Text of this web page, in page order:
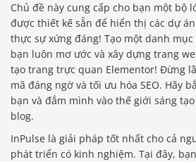
Chủ đề này cung cấp cho bạn một bộ
được thiết kế sẵn để hiển thị các dự
thực sự xứng đáng! Tạo một danh
bạn luôn mơ ước và xây dựng trang
tạo trang trực quan Elementor! Đừng
mã đáng ngờ và tối ưu hóa SEO. Hãy
bạn và đắm mình vào thế giới sáng
blog.
InPulse là giải pháp tốt nhất cho cả
phát triển có kinh nghiệm. Tại đây,